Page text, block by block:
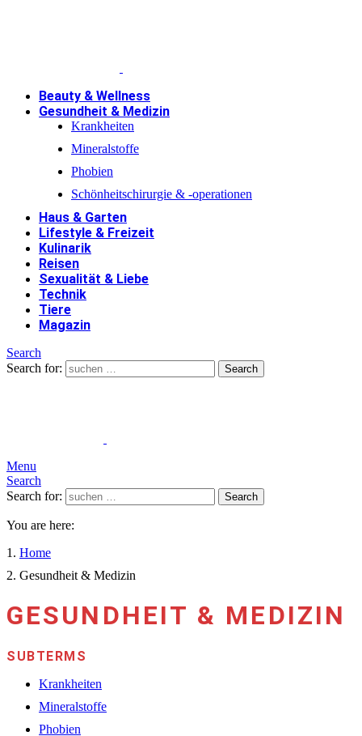
Beauty & Wellness
Gesundheit & Medizin
Krankheiten
Mineralstoffe
Phobien
Schönheitschirurgie & -operationen
Haus & Garten
Lifestyle & Freizeit
Kulinarik
Reisen
Sexualität & Liebe
Technik
Tiere
Magazin
Search
Search for:
Search
Menu
Search
Search for:
Search
You are here:
Home
Gesundheit & Medizin
GESUNDHEIT & MEDIZIN
SUBTERMS
Krankheiten
Mineralstoffe
Phobien